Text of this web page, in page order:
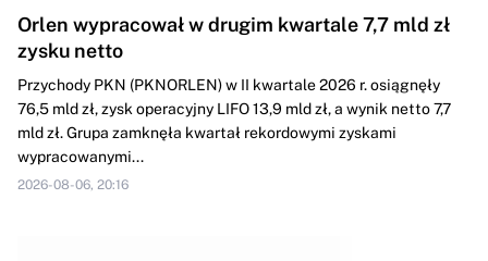
Orlen wypracował w drugim kwartale 7,7 mld zł
zysku netto
Przychody PKN (PKNORLEN) w II kwartale 2026 r. osiągnęły
76,5 mld zł, zysk operacyjny LIFO 13,9 mld zł, a wynik netto 7,7
mld zł. Grupa zamknęła kwartał rekordowymi zyskami
wypracowanymi...
2026-08-06, 20:16